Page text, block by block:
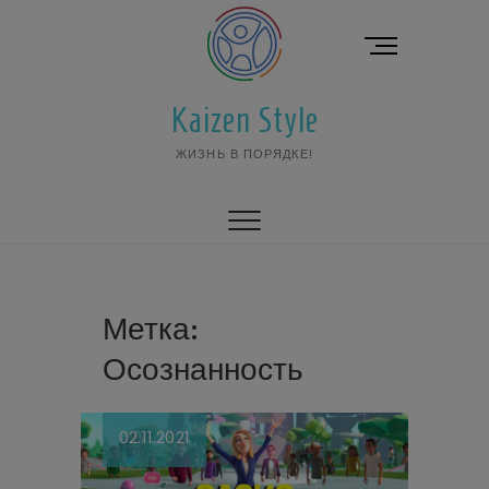
Kaizen Style
ЖИЗНЬ В ПОРЯДКЕ!
К
Метка:
Осознанность
02.11.2021